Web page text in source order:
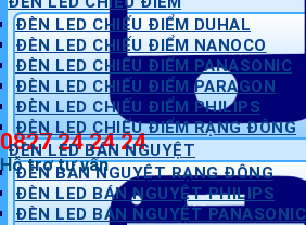
0827 24 24 24
Hỗ trợ tư vấn
ĐÈN LED CHIẾU ĐIỂM DUHAL
ĐÈN LED CHIẾU ĐIỂM NANOCO
ĐÈN LED CHIẾU ĐIỂM PANASONIC
ĐÈN LED CHIẾU ĐIỂM PARAGON
ĐÈN LED CHIẾU ĐIỂM PHILIPS
ĐÈN LED CHIẾU ĐIỂM RẠNG ĐÔNG
ĐÈN LED BÁN NGUYỆT
ĐÈN BÁN NGUYỆT RẠNG ĐÔNG
ĐÈN LED BÁN NGUYỆT PHILIPS
ĐÈN LED BÁN NGUYỆT PANASONIC